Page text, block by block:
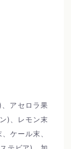
)
、アセロラ果
) 、レモン末
ケール末、